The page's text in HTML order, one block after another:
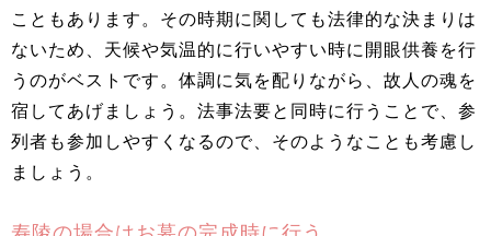
こともあります。その時期に関しても法律的な決まりは
ないため、天候や気温的に行いやすい時に開眼供養を行
うのがベストです。体調に気を配りながら、故人の魂を
宿してあげましょう。法事法要と同時に行うことで、参
列者も参加しやすくなるので、そのようなことも考慮し
ましょう。